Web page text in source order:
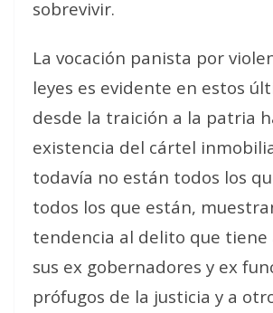
sobrevivir.
La vocación panista por
leyes es evidente en estos
desde la traición a la patria
existencia del cártel
todavía no están todos los
todos los que están,
tendencia al delito que tiene
sus ex gobernadores y ex
prófugos de la justicia y a